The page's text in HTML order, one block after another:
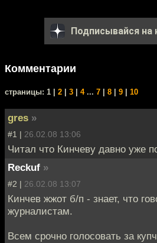
Подписывайся на
Комментарии
cтраницы: 1 | 2 3 4... 7 8 9 10
gres »
#1 | 26.02.08 13:06
Читал что Кинчеву давно уже
Reckuf »
#2 | 26.02.08 13:07
Кинчев жжот б/п - знает, что
журналистам.
Всем срочно голосовать за